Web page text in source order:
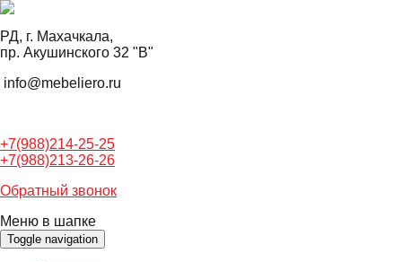
РД, г. Махачкала,
пр. Акушинского 32 "В"
info@mebeliero.ru
+7(988)214-25-25
+7(988)213-26-26
Обратный звонок
Меню в шапке
Toggle navigation